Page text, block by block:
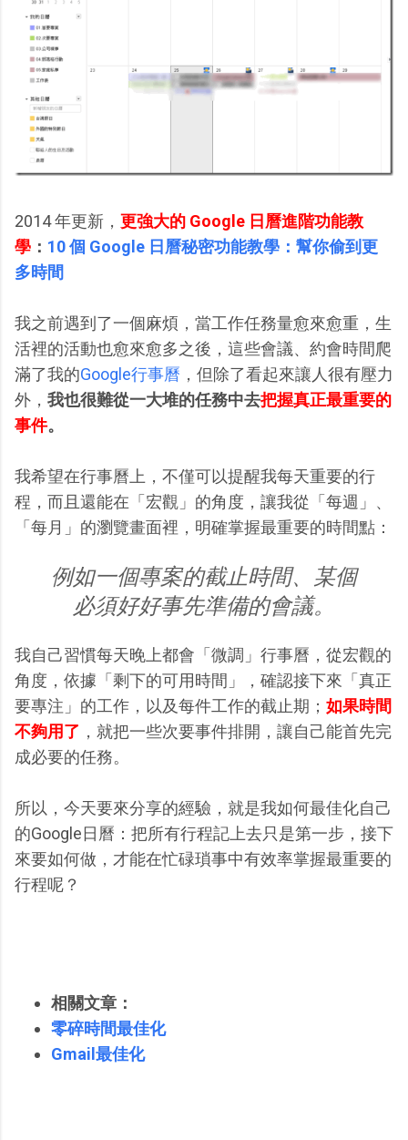
2014 年更新， 更強大的 Google 日曆進階功能教
學 ： 10 個 Google 日曆秘密功能教學：幫你偷到更
多時間
我之前遇到了一個麻煩，當工作任務量愈來愈重，生
活裡的活動也愈來愈多之後，這些會議、約會時間爬
滿了我的Google行事曆 ，但除了看起來讓人很有壓力
外， 我也很難從一大堆的任務中去把握真正最重要的
事件。
我希望在行事曆上，不僅可以提醒我每天重要的行
程，而且還能在「宏觀」的角度，讓我從「每週」、
「每月」的瀏覽畫面裡，明確掌握最重要的時間點：
例如一個專案的截止時間、某個
必須好好事先準備的會議。
我自己習慣每天晚上都會「微調」行事曆，從宏觀的
角度，依據「剩下的可用時間」，確認接下來「真正
要專注」的工作，以及每件工作的截止期； 如果時間
不夠用了 ，就把一些次要事件排開，讓自己能首先完
成必要的任務。
所以，今天要來分享的經驗，就是我如何最佳化自己
的Google日曆：把所有行程記上去只是第一步，接下
來要如何做，才能在忙碌瑣事中有效率掌握最重要的
行程呢？
相關文章：
零碎時間最佳化
Gmail最佳化